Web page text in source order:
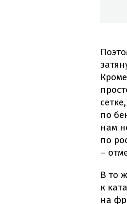
по
нам
по
–
В то
к
на